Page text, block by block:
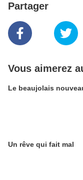
Partager
Vous aimerez
Le beaujolais
Un rêve qui fait mal